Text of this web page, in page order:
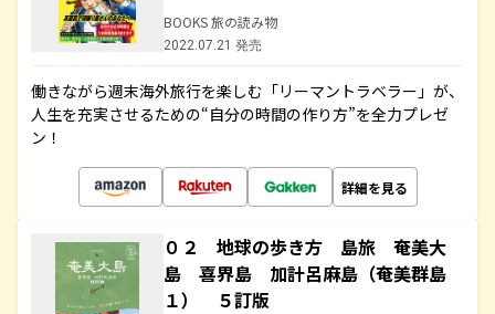
BOOKS 旅の読み物
2022.07.21 発売
働きながら週末海外旅行を楽しむ「リーマントラベラー」が、
人生を充実させるための“自分の時間の作り方”を全力プレゼ
ン！
詳細を見る
０２ 地球の歩き方 島旅 奄美大
島 喜界島 加計呂麻島（奄美群島
１） ５訂版